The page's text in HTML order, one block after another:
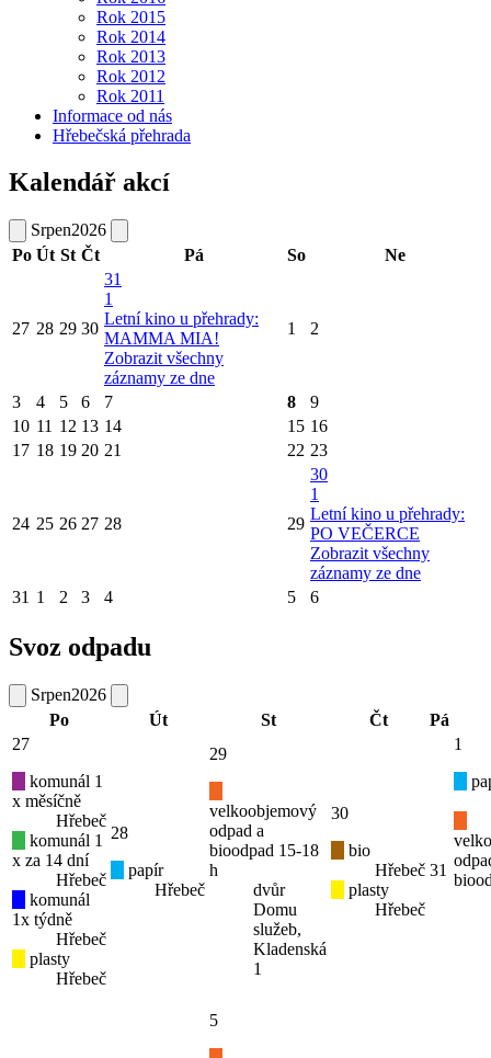
Rok 2015
Rok 2014
Rok 2013
Rok 2012
Rok 2011
Informace od nás
Hřebečská přehrada
Kalendář akcí
Srpen2026
Po Út St Čt Pá So Ne
27 28 29 30
31
1
Letní kino u přehrady:
MAMMA MIA!
Zobrazit všechny
záznamy ze dne
1 2
3 4 5 6 7 8
9
10 11 12 13 14 15 16
17 18 19 20 21 22 23
24 25 26 27 28 29
30
1
Letní kino u přehrady:
PO VEČERCE
Zobrazit všechny
záznamy ze dne
31 1 2 3 4 5 6
Svoz odpadu
Srpen2026
Po
Út St Čt
Pá
27
komunál 1
x měsíčně
Hřebeč
komunál 1
x za 14 dní
Hřebeč
komunál
1x týdně
Hřebeč
plasty
Hřebeč
28
papír
Hřebeč
29
velkoobjemový
odpad a
bioodpad 15-18
h
dvůr
Domu
služeb,
Kladenská
1
30
bio
Hřebeč
plasty
Hřebeč
31
1
5